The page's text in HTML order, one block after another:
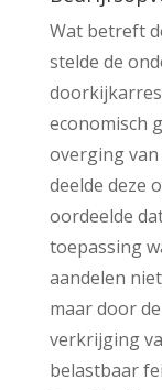
Wat betreft
stelde de
economisch
overging
deelde deze
oordeelde
toepassing
aandelen
maar door
verkrijging
belastbaar